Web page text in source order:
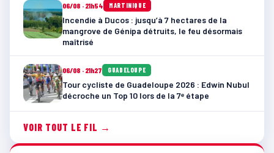
06/08 · 21h54 MARTINIQUE
Incendie à Ducos : jusqu’à 7 hectares de la
mangrove de Génipa détruits, le feu désormais
maîtrisé
06/08 · 21h27 GUADELOUPE
Tour cycliste de Guadeloupe 2026 : Edwin Nubul
décroche un Top 10 lors de la 7ᵉ étape
VOIR TOUT LE FIL →